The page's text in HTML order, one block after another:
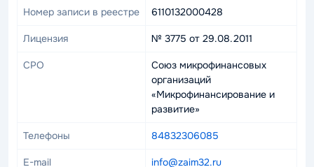
Номер записи в реестре 6110132000428
Лицензия № 3775 от 29.08.2011
СРО
Союз микрофинансовых
организаций
«Микрофинансирование и
развитие»
Телефоны 84832306085
E-mail info@zaim32.ru